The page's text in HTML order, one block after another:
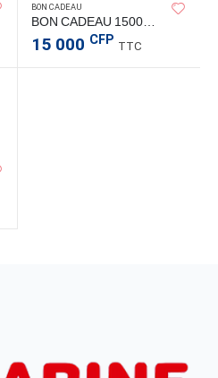
BON CADEAU
BON CADEAU 15000 CFP
15 000 CFP TTC